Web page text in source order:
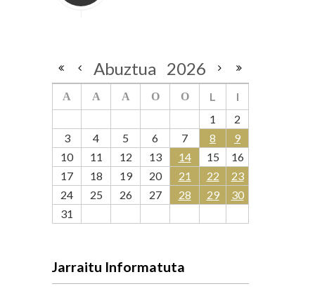
Abuztua 2026
A A A O O L
I
1
2
3
4 5 6 7 8
9
10
11 12 13 14 15
16
17
18 19 20 21 22
23
24
25 26 27 28 29
30
31
Jarraitu Informatuta